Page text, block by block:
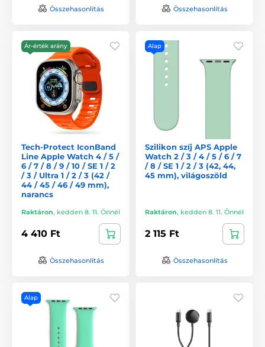
Összehasonlítás Összehasonlítás
Ár-érték arány
Tech-Protect IconBand
Line Apple Watch 4 / 5 /
6 / 7 / 8 / 9 / 10 / SE 1 / 2
/ 3 / Ultra 1 / 2 / 3 (42 /
44 / 45 / 46 / 49 mm),
narancs
Raktáron, kedden 8. 11. Önnél
4 410 Ft
Összehasonlítás
Alap
Szilikon szíj APS Apple
Watch 2 / 3 / 4 / 5 / 6 / 7
/ 8 / SE 1 / 2 / 3 (42, 44,
45 mm), világoszöld
Raktáron, kedden 8. 11. Önnél
2 115 Ft
Összehasonlítás
Alap